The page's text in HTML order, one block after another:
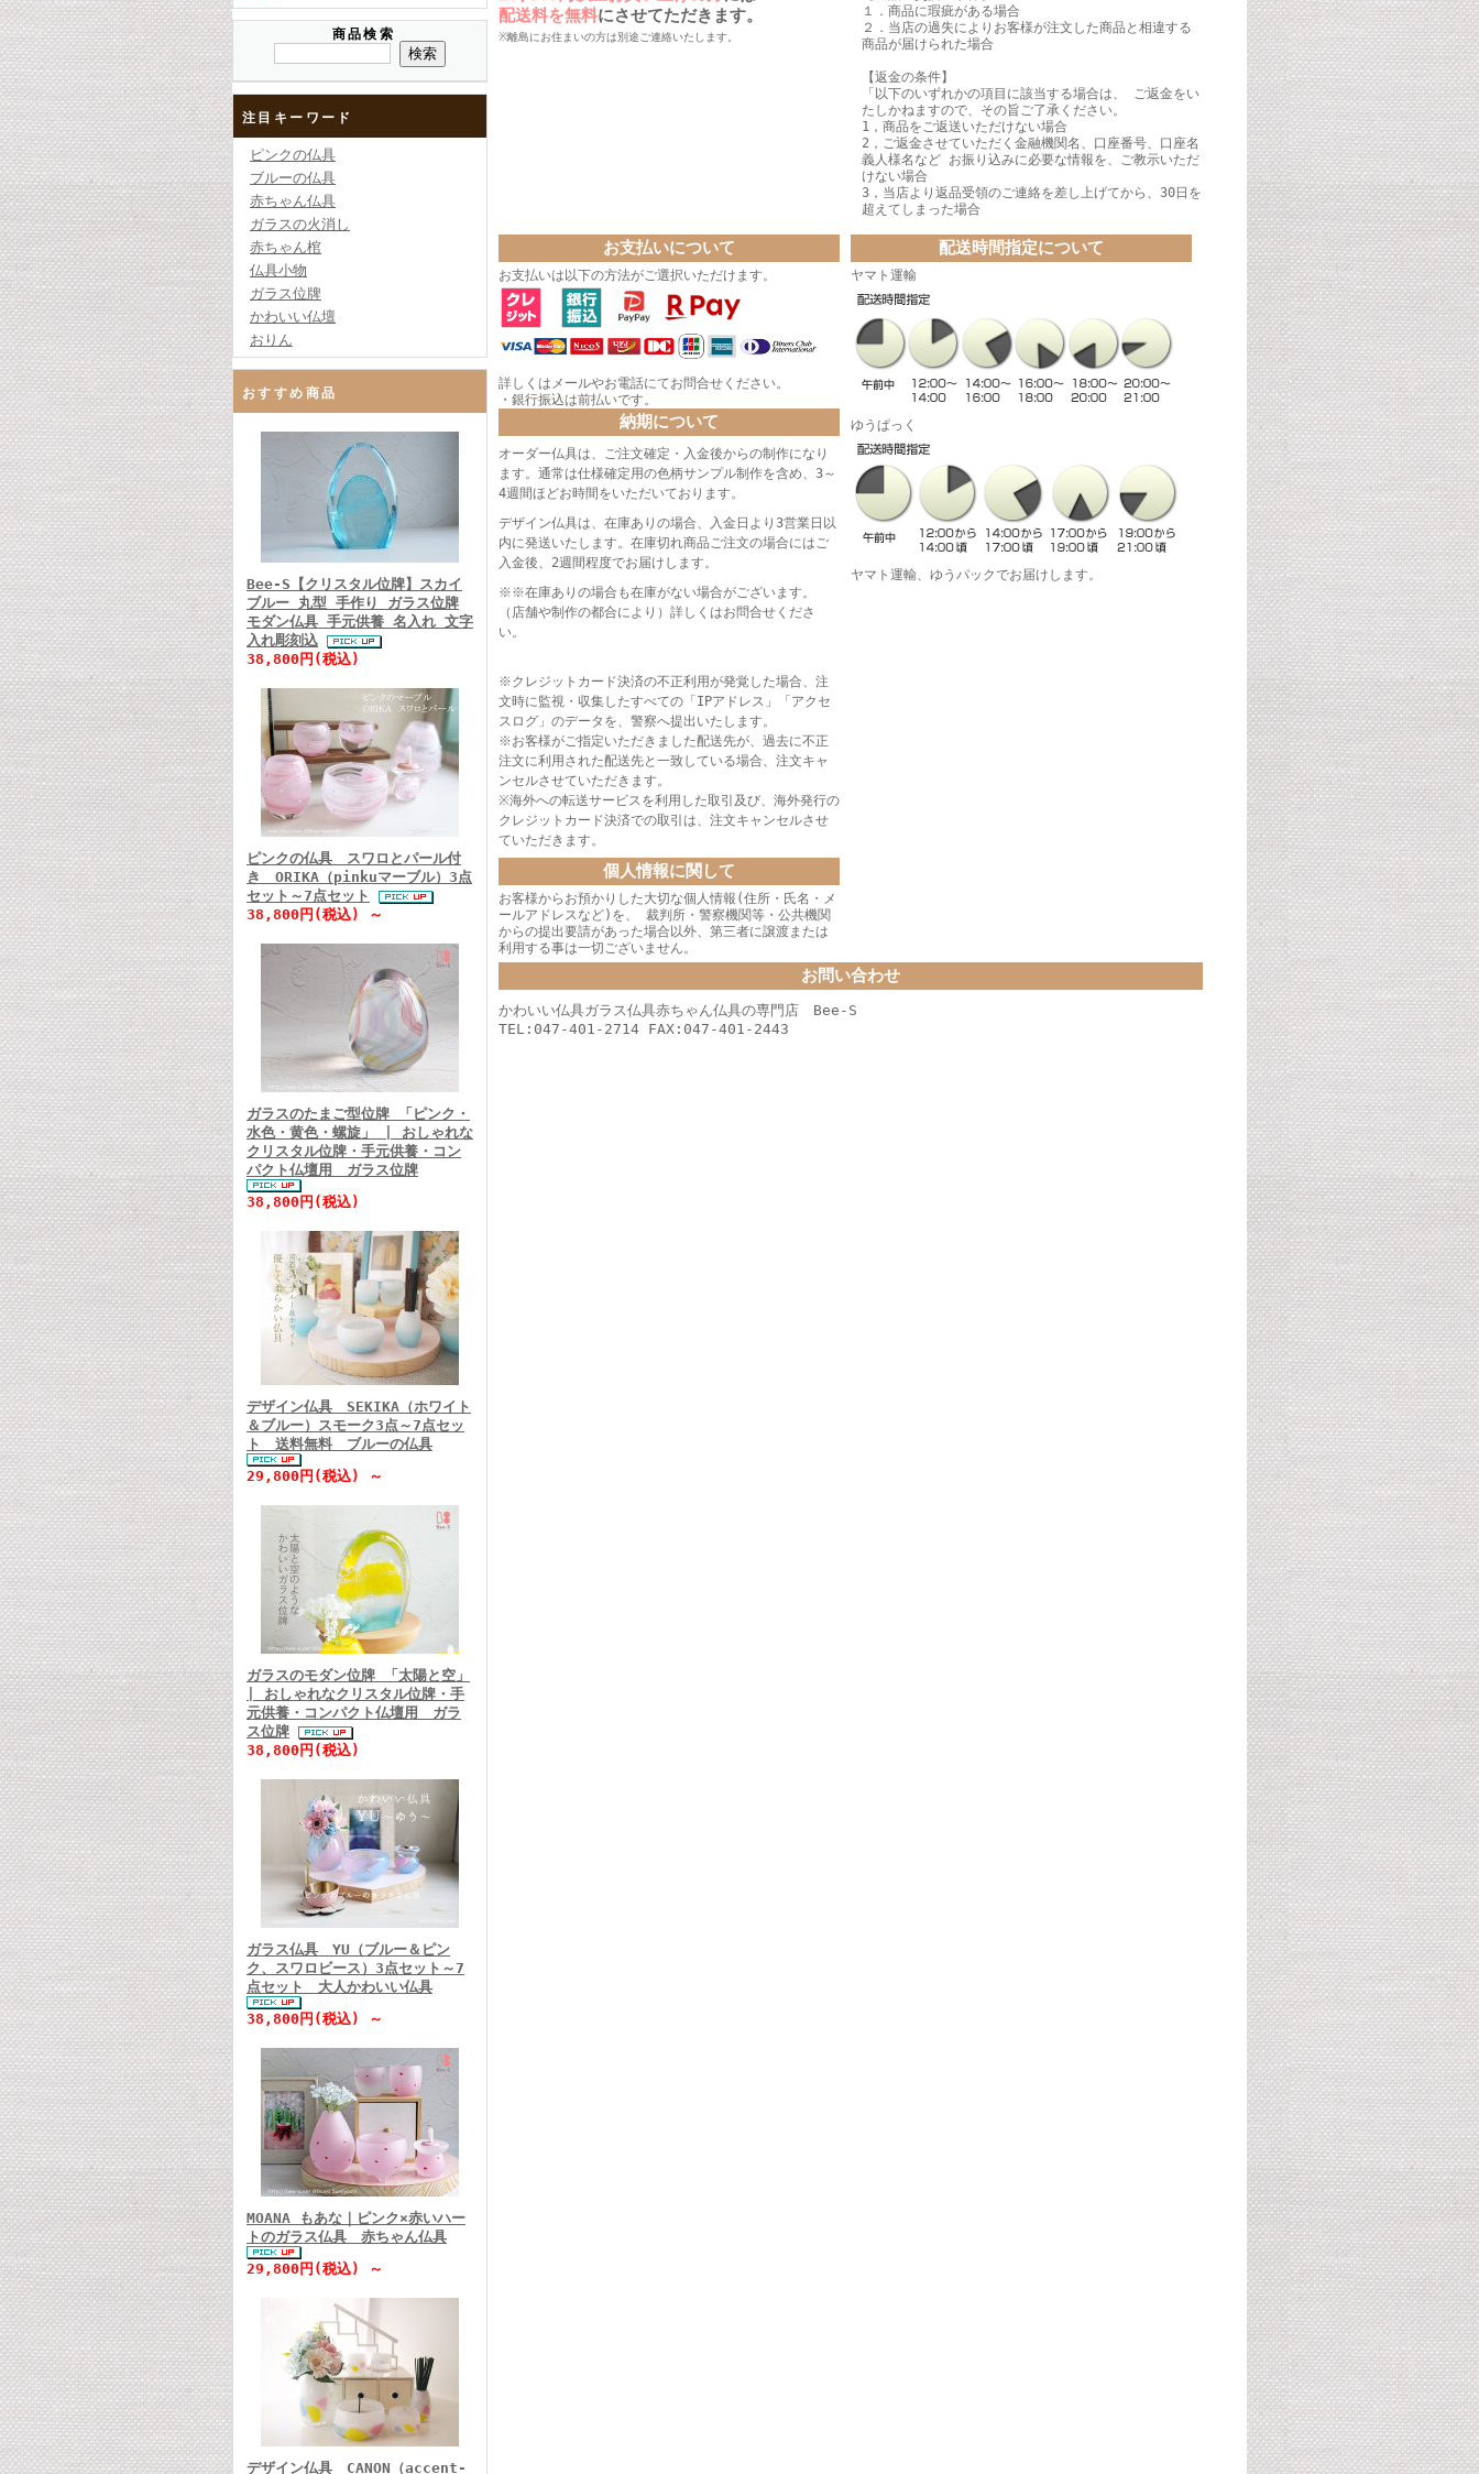
商品検索
注目キーワード
ピンクの仏具
ブルーの仏具
赤ちゃん仏具
ガラスの火消し
赤ちゃん棺
仏具小物
ガラス位牌
かわいい仏壇
おりん
おすすめ商品
Bee-S【クリスタル位牌】スカイ
ブルー 丸型 手作り ガラス位牌
モダン仏具 手元供養 名入れ 文字
入れ彫刻込
38,800円(税込)
ピンクの仏具 スワロとパール付
き ORIKA（pinkuマーブル）3点
セット～7点セット
38,800円(税込) ～
ガラスのたまご型位牌 「ピンク・
水色・黄色・螺旋」 | おしゃれな
クリスタル位牌・手元供養・コン
パクト仏壇用 ガラス位牌
38,800円(税込)
デザイン仏具 SEKIKA（ホワイト
＆ブルー）スモーク3点～7点セッ
ト 送料無料 ブルーの仏具
29,800円(税込) ～
ガラスのモダン位牌 「太陽と空」
| おしゃれなクリスタル位牌・手
元供養・コンパクト仏壇用 ガラ
ス位牌
38,800円(税込)
ガラス仏具 YU（ブルー＆ピン
ク、スワロビース）3点セット～7
点セット 大人かわいい仏具
38,800円(税込) ～
MOANA もあな｜ピンク×赤いハー
トのガラス仏具 赤ちゃん仏具
29,800円(税込) ～
デザイン仏具 CANON（accent-
配送料を無料にさせてただきます。
※離島にお住まいの方は別途ご連絡いたします。
１．商品に瑕疵がある場合
２．当店の過失によりお客様が注文した商品と相違する
商品が届けられた場合
【返金の条件】
「以下のいずれかの項目に該当する場合は、 ご返金をい
たしかねますので、その旨ご了承ください。
1，商品をご返送いただけない場合
2，ご返金させていただく金融機関名、口座番号、口座名
義人様名など お振り込みに必要な情報を、ご教示いただ
けない場合
3，当店より返品受領のご連絡を差し上げてから、30日を
超えてしまった場合
お支払いについて
お支払いは以下の方法がご選択いただけます。
詳しくはメールやお電話にてお問合せください。
・銀行振込は前払いです。
配送時間指定について
ヤマト運輸
ゆうぱっく
ヤマト運輸、ゆうパックでお届けします。
納期について
オーダー仏具は、ご注文確定・入金後からの制作になり
ます。通常は仕様確定用の色柄サンプル制作を含め、3～
4週間ほどお時間をいただいております。
デザイン仏具は、在庫ありの場合、入金日より3営業日以
内に発送いたします。在庫切れ商品ご注文の場合にはご
入金後、2週間程度でお届けします。
※※在庫ありの場合も在庫がない場合がございます。
（店舗や制作の都合により）詳しくはお問合せくださ
い。
※クレジットカード決済の不正利用が発覚した場合、注
文時に監視・収集したすべての「IPアドレス」「アクセ
スログ」のデータを、警察へ提出いたします。
※お客様がご指定いただきました配送先が、過去に不正
注文に利用された配送先と一致している場合、注文キャ
ンセルさせていただきます。
※海外への転送サービスを利用した取引及び、海外発行の
クレジットカード決済での取引は、注文キャンセルさせ
ていただきます。
個人情報に関して
お客様からお預かりした大切な個人情報(住所・氏名・メ
ールアドレスなど)を、 裁判所・警察機関等・公共機関
からの提出要請があった場合以外、第三者に譲渡または
利用する事は一切ございません。
お問い合わせ
かわいい仏具ガラス仏具赤ちゃん仏具の専門店 Bee-S
TEL:047-401-2714 FAX:047-401-2443